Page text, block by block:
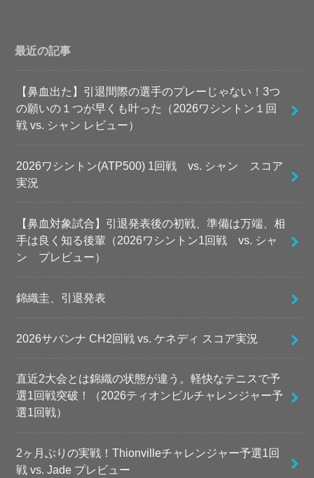
最近の記事
【鼻血出た】引退間際の選手のプレーじゃない！3つ
の願いの１つが早くも叶った（2026ワシントン１回
戦 vs. シャン レビュー）
2026ワシントン(ATP500) 1回戦 vs. シャン スコア
実況
【鼻血対象試合】引退発表後の初戦、準備は万端、相
手は良く知る後輩（2026ワシントン1回戦 vs. シャ
ン プレビュー）
錦織圭、引退発表
2026サバンナ CH2回戦 vs. ケネディ スコア実況
直近2大会とは錦織の状態が違う。軽快なテニスで予
選1回戦突破！（2026ティオンビルチャレンジャー予
選1回戦）
2ヶ月ぶりの実戦！Thionvilleチャレンジャー予選1回
戦 vs. Jade プレビュー